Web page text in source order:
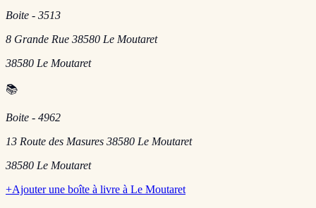
Boite - 3513
8 Grande Rue 38580 Le Moutaret
38580 Le Moutaret
📚
Boite - 4962
13 Route des Masures 38580 Le Moutaret
38580 Le Moutaret
+Ajouter une boîte à livre à Le Moutaret